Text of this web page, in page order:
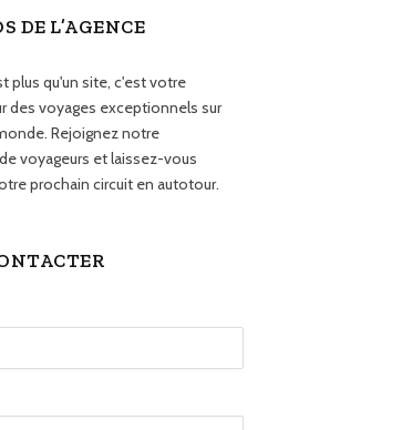
DE L’AGENCE
plus qu'un site, c'est votre
des voyages exceptionnels sur
Rejoignez notre
voyageurs et laissez-vous
prochain circuit en autotour.